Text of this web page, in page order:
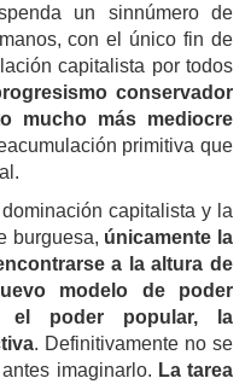
un sinnúmero de
con el único fin de
capitalista por todos
conservador
mucho más mediocre
primitiva que
capitalista y la
burguesa, únicamente la
a la altura de
modelo de poder
el poder popular, la
. Definitivamente no se
imaginarlo. La tarea